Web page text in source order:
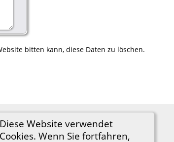
Diese Website verwendet
Cookies. Wenn Sie fortfahren,
bitten kann, diese Daten zu löschen.